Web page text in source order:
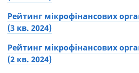
Рейтинг мікрофінансових
(3 кв. 2024)
Рейтинг мікрофінансових
(2 кв. 2024)